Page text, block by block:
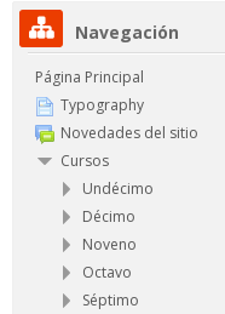
Navegación
Página Principal
Typography
Novedades del sitio
Cursos
Undécimo
Décimo
Noveno
Octavo
Séptimo